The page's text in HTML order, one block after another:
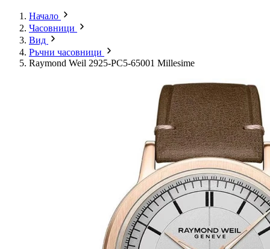
Начало
Часовници
Вид
Ръчни часовници
Raymond Weil 2925-PC5-65001 Millesime